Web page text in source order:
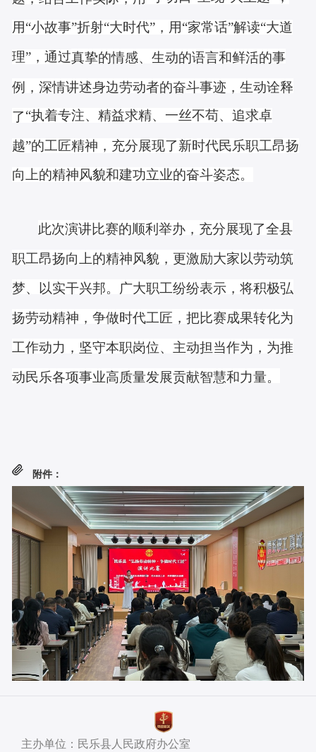
用“小故事”折射“大时代”，用“家常话”解读“大道
理”，通过真挚的情感、生动的语言和鲜活的事
例 ，深情讲述身边劳动者的奋斗事迹，生动诠释
了“执着专注、精益求精、一丝不苟、追求卓
越”的工匠精神，充分展现了新时代民乐职工昂扬
向上的精神风貌和建功立业的奋斗姿态。
此次演讲比赛的顺利举办，充分展现了全县
职工昂扬向上的精神风貌，更激励大家以劳动筑
梦、以实干兴邦。广大职工纷纷表示，将积极弘
扬劳动精神 ，争做时代工匠，把比赛成果转化为
工作动力，坚守本职岗位、主动担当作为，为推
动民乐各项事业高质量发展贡献智慧和力量。
附件：
主办单位：民乐县人民政府办公室